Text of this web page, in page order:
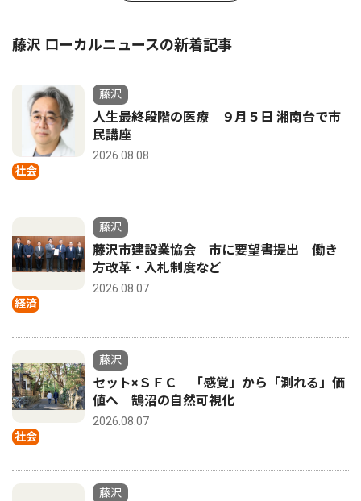
藤沢 ローカルニュースの新着記事
社会
藤沢
人生最終段階の医療 ９月５日 湘南台で市
民講座
2026.08.08
経済
藤沢
藤沢市建設業協会 市に要望書提出 働き
方改革・入札制度など
2026.08.07
社会
藤沢
セット×ＳＦＣ 「感覚」から「測れる」価
値へ 鵠沼の自然可視化
2026.08.07
藤沢